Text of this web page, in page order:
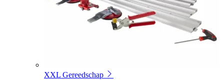
XXL Gereedschap